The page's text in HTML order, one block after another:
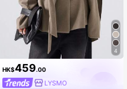
4
HK$459.00
LYSMO